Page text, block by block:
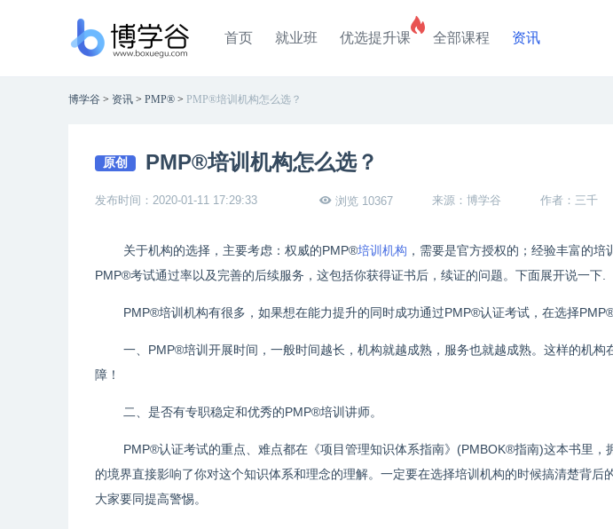
首页 就业班 优选提升课 全部课程 资讯
博学谷 > 资讯 > PMP® > PMP®培训机构怎么选？
原创 PMP®培训机构怎么选？
发布时间：2020-01-11 17:29:33 浏览 10367 来源：博学谷 作者：三千
关于机构的选择，主要考虑：权威的PMP®培训机构 ，需要是官方授权的；经验丰富的
PMP®考试通过率以及完善的后续服务，这包括你获得证书后，续证的问题。下面展开说一下.
PMP®培训机构有很多，如果想在能力提升的同时成功通过PMP®认证考试，在选择
一、PMP®培训开展时间，一般时间越长，机构就越成熟，服务也就越成熟。这样的机构
障！
二、是否有专职稳定和优秀的PMP®培训讲师。
PMP®认证考试的重点、难点都在《项目管理知识体系指南》(PMBOK®指南)这本书里，
的境界直接影响了你对这个知识体系和理念的理解。一定要在选择培训机构的时候搞清楚背后
大家要同提高警惕。